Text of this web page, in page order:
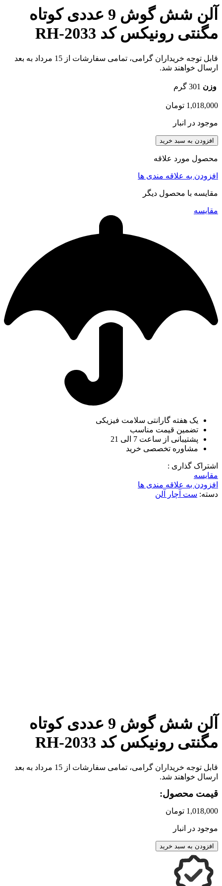
آلن شش گوش 9 عددی کوتاه
مگنتی رونیکس کد RH-2033
قابل توجه خریداران گرامی، تمامی سفارشات از 15 مرداد به بعد
ارسال خواهند شد.
وزن 301 گرم
1,018,000 تومان
موجود در انبار
افزودن به سبد خرید
محصول مورد علاقه
افزودن به علاقه مندی ها
مقایسه با محصول دیگر
مقایسه
یک هفته گارانتی سلامت فیزیکی
تضمین قیمت مناسب
پشتیبانی از ساعت 7 الی 21
مشاوره تخصصی خرید
اشتراک گذاری :
مقایسه
افزودن به علاقه مندی ها
دسته: ست آچار آلن
آلن شش گوش 9 عددی کوتاه
مگنتی رونیکس کد RH-2033
قابل توجه خریداران گرامی، تمامی سفارشات از 15 مرداد به بعد
ارسال خواهند شد.
قیمت محصول:
1,018,000 تومان
موجود در انبار
افزودن به سبد خرید